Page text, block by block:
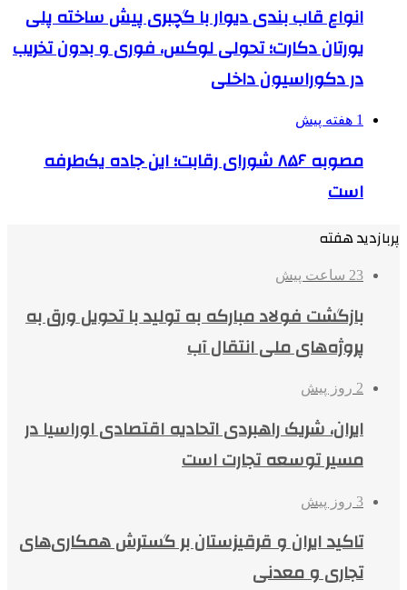
انواع قاب بندی دیوار با گچبری پیش ساخته پلی
یورتان دکارت؛ تحولی لوکس، فوری و بدون تخریب
در دکوراسیون داخلی
1 هفته پیش
مصوبه ۸۵۶ شورای رقابت؛ این جاده یک‌طرفه
است
پربازدید هفته
23 ساعت پیش
بازگشت فولاد مبارکه به تولید با تحویل ورق به
پروژه‌های ملی انتقال آب
2 روز پیش
ایران، شریک راهبردی اتحادیه اقتصادی اوراسیا در
مسیر توسعه تجارت است
3 روز پیش
تاکید ایران و قرقیزستان بر گسترش همکاری‌های
تجاری و معدنی